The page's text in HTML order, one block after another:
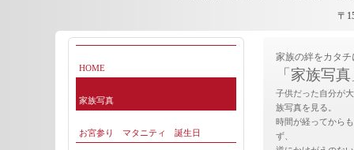
〒
家族の絆をカタチ
「家族写
子供だった自分が
族写真を見る。
時間が経ってから
ず、
HOME
家族写真
お宮参り マタニティ 誕生日